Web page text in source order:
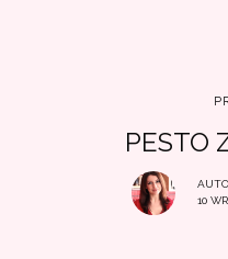
PESTO
10